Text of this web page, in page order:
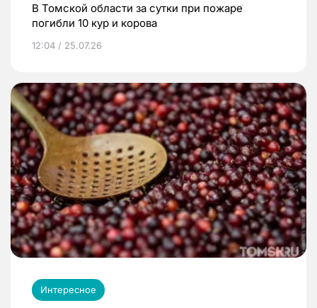
В Томской области за сутки при пожаре
погибли 10 кур и корова
12:04 / 25.07.26
Интересное